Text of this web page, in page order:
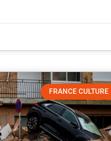
FRANCE CULTURE